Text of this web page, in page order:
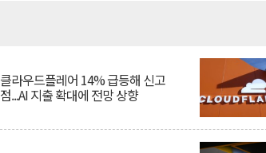
클라우드플레어 14% 급등해 신고
점...AI 지출 확대에 전망 상향